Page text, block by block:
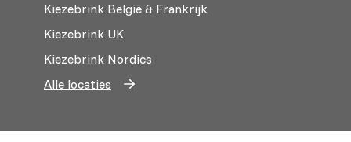
Kiezebrink België & Frankrijk
Kiezebrink UK
Kiezebrink Nordics
Alle locaties